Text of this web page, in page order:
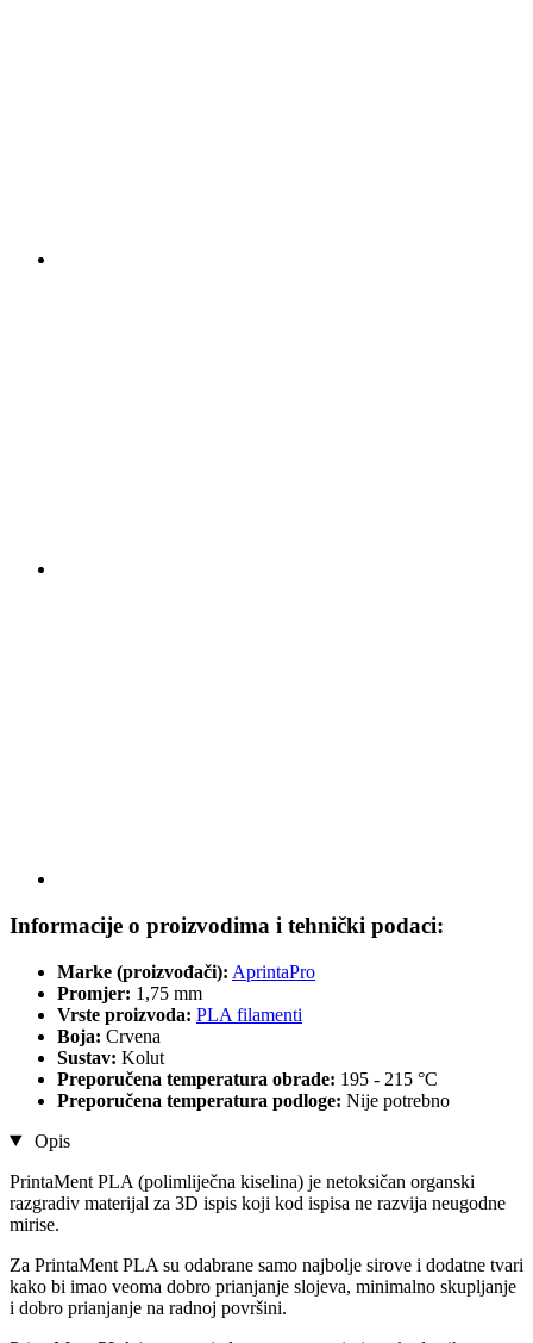
Informacije o proizvodima i tehnički podaci:
Marke (proizvođači): AprintaPro
Promjer: 1,75 mm
Vrste proizvoda: PLA filamenti
Boja: Crvena
Sustav: Kolut
Preporučena temperatura obrade: 195 - 215 °C
Preporučena temperatura podloge: Nije potrebno
Opis
PrintaMent PLA (polimliječna kiselina) je netoksičan organski
razgradiv materijal za 3D ispis koji kod ispisa ne razvija neugodne
mirise.
Za PrintaMent PLA su odabrane samo najbolje sirove i dodatne tvari
kako bi imao veoma dobro prianjanje slojeva, minimalno skupljanje
i dobro prianjanje na radnoj površini.